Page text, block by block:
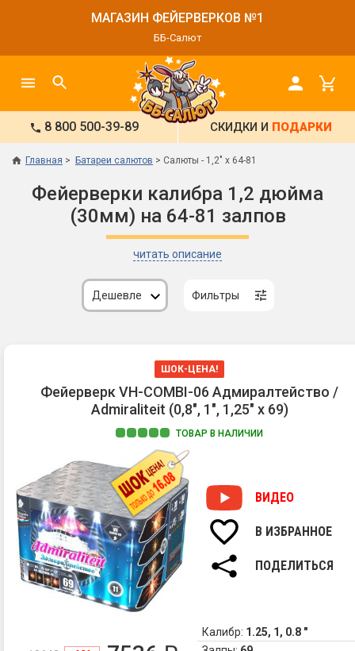
МАГАЗИН ФЕЙЕРВЕРКОВ №1
ББ-Салют
8 800 500-39-89 СКИДКИ И ПОДАРКИ
Главная Батареи салютов Салюты - 1,2" х 64-81
Фейерверки калибра 1,2 дюйма
(30мм) на 64-81 залпов
читать описание
Дешевле Фильтры
ШОК-ЦЕНА!
Фейерверк VH-COMBI-06 Адмиралтейство /
Admiraliteit (0,8", 1", 1,25" х 69)
ТОВАР В НАЛИЧИИ
ВИДЕО
В ИЗБРАННОЕ
ПОДЕЛИТЬСЯ
Калибр: 1.25, 1, 0.8 "